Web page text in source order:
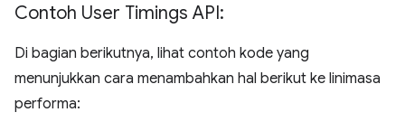
Contoh User Timings API:
Di bagian berikutnya, lihat contoh kode yang
menunjukkan cara menambahkan hal berikut ke linimasa
performa: